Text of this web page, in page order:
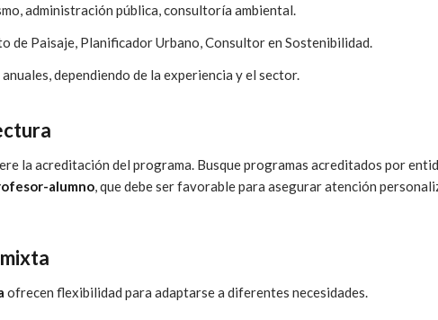
administración pública, consultoría ambiental.
de Paisaje, Planificador Urbano, Consultor en Sostenibilidad.
dependiendo de la experiencia y el sector.
la acreditación del programa. Busque programas acreditados por
alumno , que debe ser favorable para asegurar atención
ofrecen flexibilidad para adaptarse a diferentes necesidades.